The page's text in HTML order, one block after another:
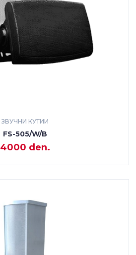
ЗВУЧНИ КУТИИ
FS-505/W/B
4000 den.